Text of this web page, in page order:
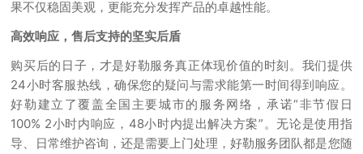
果不仅稳固美观，更能充分发挥产品的卓越性能。
高效响应，售后支持的坚实后盾
购买后的日子，才是好勒服务真正体现价值的时刻。我们提供
24小时客服热线，确保您的疑问与需求能第一时间得到响应。
好勒建立了覆盖全国主要城市的服务网络，承诺“非节假日
100% 2小时内响应，48小时内提出解决方案”。无论是使用指
导、日常维护咨询，还是需要上门处理，好勒服务团队都是您随